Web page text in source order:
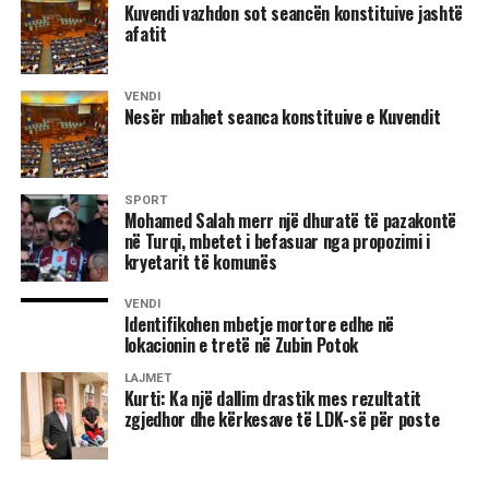
brenda në shtëpi, vlerësoi dr. Gjergji.
8 gusht 1995
Dhuna e përditshme në Kosovë
Hani i Elezit: –Më 4 gusht, në orët e pasditës, policia
serbe thirri për herë të tretë, Hakik Qajanin me pretekst të
armës.
Njoftohet se në polici gati për çdo ditë thirret edhe babai i
tij, Mejdiu.
Po këtë ditë, me të njëjtin pretekst, në pyetje u mor edhe
Ramadan Thaçi.
Kuvendi vazhdon sot seancën konstituive jashtë
afatit
VENDI
Nesër mbahet seanca konstituive e Kuvendit
SPORT
Mohamed Salah merr një dhuratë të pazakontë
në Turqi, mbetet i befasuar nga propozimi i
kryetarit të komunës
VENDI
Identifikohen mbetje mortore edhe në
lokacionin e tretë në Zubin Potok
LAJMET
Kurti: Ka një dallim drastik mes rezultatit
zgjedhor dhe kërkesave të LDK-së për poste